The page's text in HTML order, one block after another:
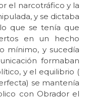
el narcotráfico y la
y se dictaba
que se tenía que
en un hecho
mínimo, y sucedía
formaban
y el equilibrio (
se mantenía
con Obrador el